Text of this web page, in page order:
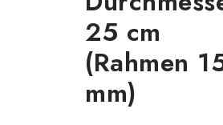
25 cm
(Rahmen
mm)